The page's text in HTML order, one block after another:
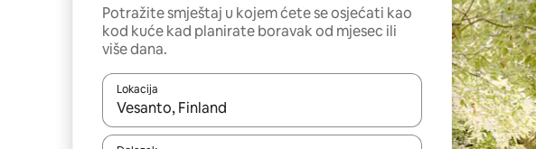
Potražite smještaj u kojem ćete se osjećati kao
kod kuće kad planirate boravak od mjesec ili
više dana.
Lokacija
Kada budu dostupni rezultati, moći ćete ih pregledati koristeći se